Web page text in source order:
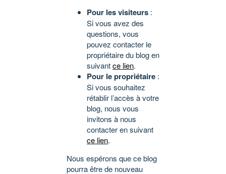
Pour les visiteurs :
Si vous avez des
questions, vous
pouvez contacter le
propriétaire du blog en
suivantce lien.
Pour le propriétaire :
Si vous souhaitez
rétablir l’accès à votre
blog, nous vous
invitons à nous
contacter en suivant
ce lien.
Nous espérons que ce blog
pourra être de nouveau